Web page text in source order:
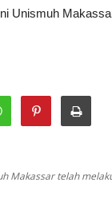
Unismuh
Makassar telah